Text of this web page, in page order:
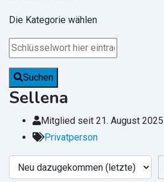
Die Kategorie wählen
Suchen
Sellena
Mitglied seit 21. August 2025
Privatperson